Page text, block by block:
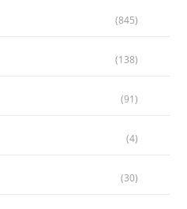
(845)
(138)
(91)
(4)
(30)